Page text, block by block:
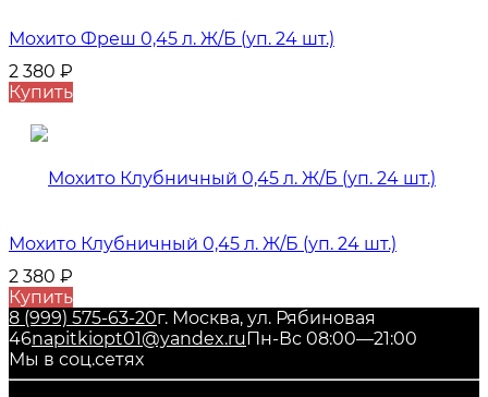
Мохито Фреш 0,45 л. Ж/Б (уп. 24 шт.)
2 380 ₽
Купить
Мохито Клубничный 0,45 л. Ж/Б (уп. 24 шт.)
2 380 ₽
Купить
8 (999) 575-63-20г. Москва, ул. Рябиновая
46napitkiopt01@yandex.ru Пн-Вс 08:00—21:00
Мы в соц.сетях